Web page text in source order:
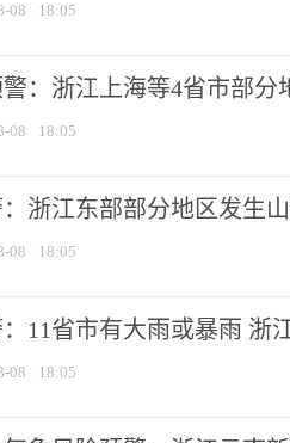
08 18:05
：浙江上海等4省市部分
08 18:05
浙江东部部分地区发生
08 18:05
11省市有大雨或暴雨 浙
08 18:05